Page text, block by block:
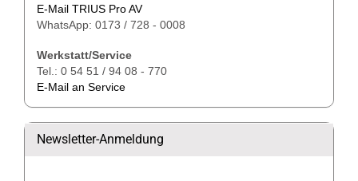
E-Mail TRIUS Pro AV
WhatsApp: 0173 / 728 - 0008
Werkstatt/Service
Tel.: 0 54 51 / 94 08 - 770
E-Mail an Service
Newsletter-Anmeldung